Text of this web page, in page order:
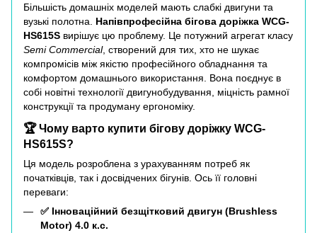
Більшість домашніх моделей мають слабкі двигуни та
вузькі полотна. Напівпрофесійна бігова доріжка WCG-
HS615S вирішує цю проблему. Це потужний агрегат класу
Semi Commercial, створений для тих, хто не шукає
компромісів між якістю професійного обладнання та
комфортом домашнього використання. Вона поєднує в
собі новітні технології двигунобудування, міцність рамної
конструкції та продуману ергономіку.
🏆 Чому варто купити бігову доріжку WCG-
HS615S?
Ця модель розроблена з урахуванням потреб як
початківців, так і досвідчених бігунів. Ось її головні
переваги:
✅ Інноваційний безщітковий двигун (Brushless
Motor) 4.0 к.с.